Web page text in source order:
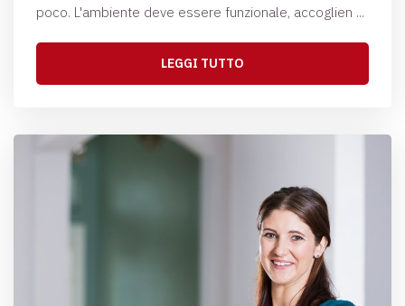
poco. L'ambiente deve essere funzionale, accoglien ...
LEGGI TUTTO